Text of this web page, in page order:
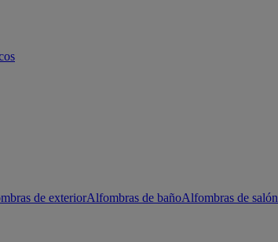
de exteriorAlfombras de bañoAlfombras de salón